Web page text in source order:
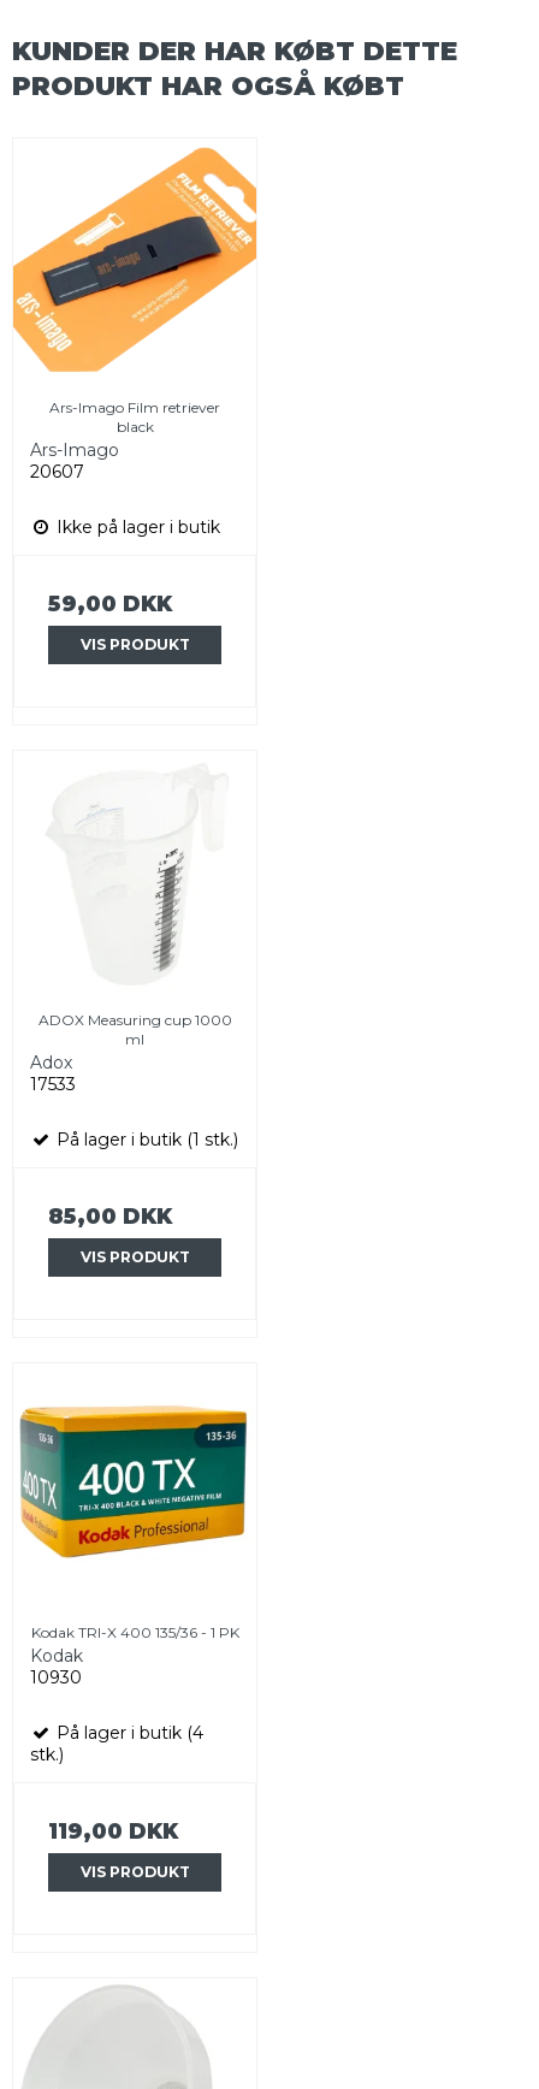
KUNDER DER HAR KØBT DETTE
PRODUKT HAR OGSÅ KØBT
Ars-Imago Film retriever
black
Ars-Imago
20607
Ikke på lager i butik
59,00 DKK
VIS PRODUKT
ADOX Measuring cup 1000
ml
Adox
17533
På lager i butik (1 stk.)
85,00 DKK
VIS PRODUKT
Kodak TRI-X 400 135/36 - 1 PK
Kodak
10930
På lager i butik (4
stk.)
119,00 DKK
VIS PRODUKT